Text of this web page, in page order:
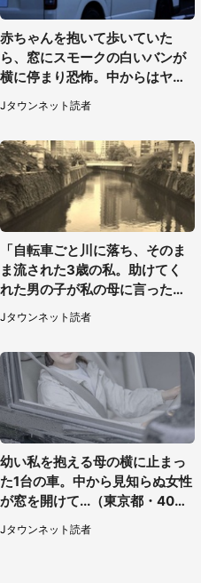
赤ちゃんを抱いて歩いていた
ら、窓にスモークの白いバンが
横に停まり恐怖。中からはヤン
チャそうな男性が...（神奈川
県・40代女性）
Jタウンネット読者
「自転車ごと川に落ち、そのま
ま流された3歳の私。助けてく
れた男の子が私の母に言ったの
は...」（千葉県・20代女性）
Jタウンネット読者
幼い私を抱える母の横に止まっ
た1台の車。中から見知らぬ女性
が窓を開けて...（東京都・40代
Jタウンネット読者